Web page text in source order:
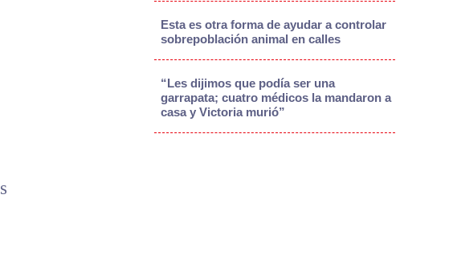
Esta es otra forma de ayudar a controlar
sobrepoblación animal en calles
“Les dijimos que podía ser una
garrapata; cuatro médicos la mandaron a
casa y Victoria murió”